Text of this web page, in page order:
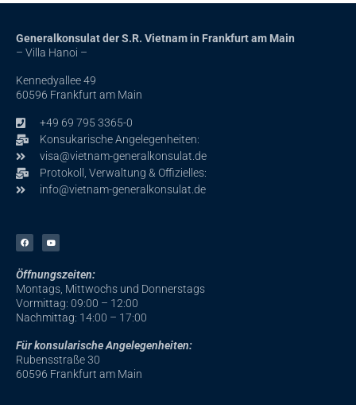
Generalkonsulat der S.R. Vietnam in Frankfurt am Main
– Villa Hanoi –
Kennedyallee 49
60596 Frankfurt am Main
+49 69 795 3365-0
Konsukarische Angelegenheiten:
visa@vietnam-generalkonsulat.de
Protokoll, Verwaltung & Offizielles:
info@vietnam-generalkonsulat.de
F
a
c
b
o
o
k
-
f
o
u
b
e
Öffnungszeiten:
Montags, Mittwochs und Donnerstags
Vormittag: 09:00 – 12:00
Nachmittag: 14:00 – 17:00
Für konsularische Angelegenheiten:
Rubensstraße 30
60596 Frankfurt am Main